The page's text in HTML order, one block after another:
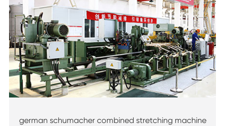
german schumacher combined stretching machine